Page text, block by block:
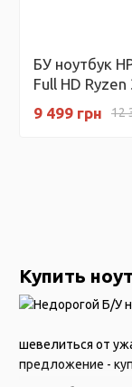
Купить
шевелиться от
предложение -
БУ ноутбук
Full HD
ГБ SSD
12
9 499 грн